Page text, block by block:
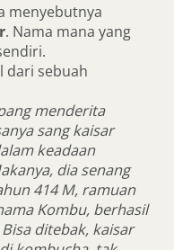
menyebutnya
. Nama mana yang
dari sebuah
menderita
sang kaisar
keadaan
dia senang
414 M, ramuan
Kombu, berhasil
ditebak, kaisar